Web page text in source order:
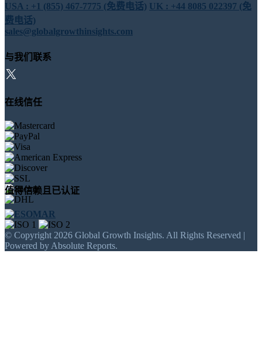
USA : +1 (855) 467-7775 (免费电话) UK : +44 8085 022397 (免
费电话)
sales@globalgrowthinsights.com
与我们联系
在线信任
值得信赖且已认证
© Copyright 2026 Global Growth Insights. All Rights Reserved |
Powered by Absolute Reports.